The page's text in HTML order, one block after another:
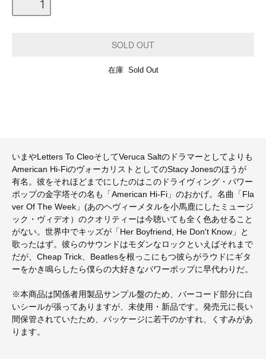
在庫 Sold Out
いまやLetters To CleoそしてVeruca Saltのドラマーとしてよりも
American Hi-FiのヴォーカリストとしてのStacy Jonesのほうが
有名。彼をそれほどまでにしたのはこのドライヴィング・パワー
ポップの金字塔その名も「American Hi-Fi」のおかげ。名曲「Fla
ver Of The Week」(あのヘヴィーメタルを小馬鹿にしたミュージ
ック・ヴィデオ）のクオリティーは今聴いても全く色あせること
がない。世界中でキッズが「Her Boyfriend, He Don't Know」と
歌ったはず。彼らのサウンドはモダンなロックといえばそれまで
だが、Cheap Trick、Beatlesを根っこにもつ彼らがラウドにギタ
ーをかき鳴らしたら僕らの大好きなパワーポップに早代わりだ。
※本商品は関係者用製品サンプル盤のため、バーコード部分に白
いシールが張ってありますが、未使用・新品です。発売元に長い
間保管されていたため、パッケージに若干のかすれ、くすみがあ
ります。